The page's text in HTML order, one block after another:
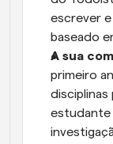
escrever e
baseado
A sua
primeiro
disciplinas
estudante